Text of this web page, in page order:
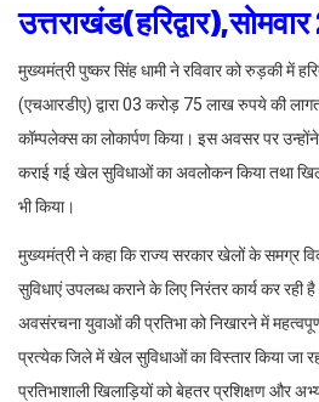
मुख्यमंत्री पुष्कर सिंह धामी ने रविवार को रुड़की में
(एचआरडीए) द्वारा 03 करोड़ 75 लाख रुपये की
कॉम्पलेक्स का लोकार्पण किया। इस अवसर पर
कराई गई खेल सुविधाओं का अवलोकन किया तथा
भी किया।
मुख्यमंत्री ने कहा कि राज्य सरकार खेलों के समग्र
सुविधाएं उपलब्ध कराने के लिए निरंतर कार्य कर
अवसंरचना युवाओं की प्रतिभा को निखारने में
प्रत्येक जिले में खेल सुविधाओं का विस्तार किया जा
प्रतिभाशाली खिलाड़ियों को बेहतर प्रशिक्षण और